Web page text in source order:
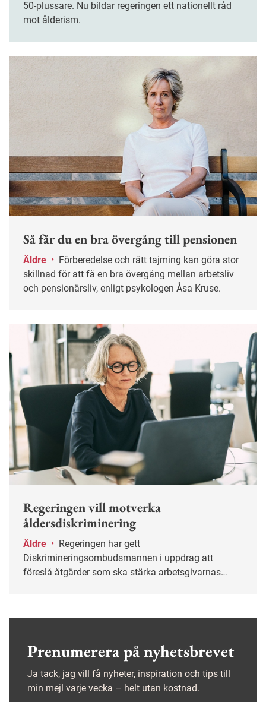
50-plussare. Nu bildar regeringen ett nationellt råd
mot ålderism.
Så får du en bra övergång till pensionen
Äldre •
skillnad för att få en bra övergång mellan arbetsliv
och pensionärsliv, enligt psykologen Åsa Kruse.
Regeringen vill motverka
åldersdiskriminering
Äldre •
Diskrimineringsombudsmannen i uppdrag att
föreslå åtgärder som ska stärka arbetsgivarnas
Prenumerera på nyhetsbrevet
Ja tack, jag vill få nyheter, inspiration och tips till
min mejl varje vecka – helt utan kostnad.